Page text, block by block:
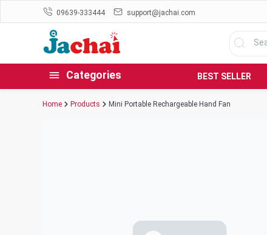
09639-333444 support@jachai.com
Categories BEST SELLER
Home Products Mini Portable Rechargeable Hand Fan